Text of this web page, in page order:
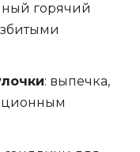
горячий
: выпечка,